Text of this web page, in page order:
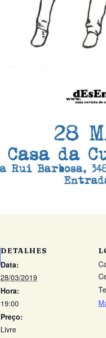
DETALHES
Data:
28/03/2019
Hora:
19:00
Preço:
Livre